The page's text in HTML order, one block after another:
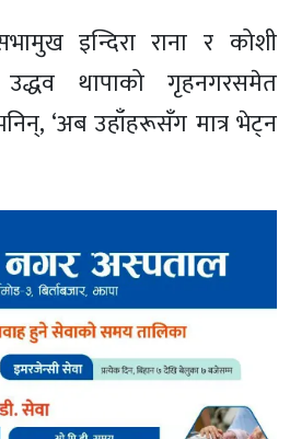
इन्दिरा राना र कोशी
उद्धव थापाको गृहनगरसमेत
‘अब उहाँहरूसँग मात्र भेट्न